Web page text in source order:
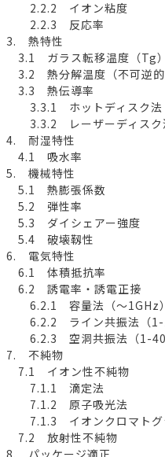
2.2.2 イオン粘度
2.2.3 反応率
3. 熱特性
3.1 ガラス転移温度（Tg）
3.2 熱分解温度（不可逆的
3.3 熱伝導率
3.3.1 ホットディスク法
3.3.2 レーザーディスク
4. 耐湿特性
4.1 吸水率
5. 機械特性
5.1 熱膨張係数
5.2 弾性率
5.3 ダイシェアー強度
5.4 破壊靱性
6. 電気特性
6.1 体積抵抗率
6.2 誘電率・誘電正接
6.2.1 容量法（～1GHz）
6.2.2 ライン共振法（1-
6.2.3 空洞共振法（1-
7. 不純物
7.1 イオン性不純物
7.1.1 滴定法
7.1.2 原子吸光法
7.1.3 イオンクロマトグ
7.2 放射性不純物